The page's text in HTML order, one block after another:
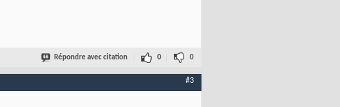
Répondre avec citation 0 0
#3